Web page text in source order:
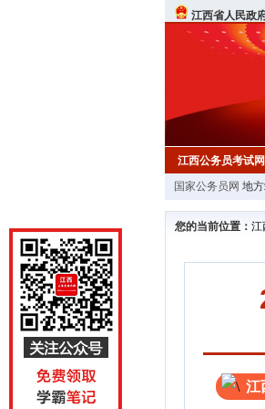
江西省人民政
江西公务员考试网
行测真题 在
国家公务员网 地
您的当前位置： 江
江